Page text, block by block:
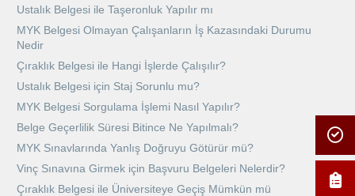
Ustalık Belgesi ile Taşeronluk Yapılır mı
MYK Belgesi Olmayan Çalışanların İş Kazasındaki Durumu
Nedir
Çıraklık Belgesi ile Hangi İşlerde Çalışılır?
Ustalık Belgesi için Staj Sorunlu mu?
MYK Belgesi Sorgulama İşlemi Nasıl Yapılır?
Belge Geçerlilik Süresi Bitince Ne Yapılmalı?
MYK Sınavlarında Yanlış Doğruyu Götürür mü?
Vinç Sınavına Girmek için Başvuru Belgeleri Nelerdir?
Çıraklık Belgesi ile Üniversiteye Geçiş Mümkün mü